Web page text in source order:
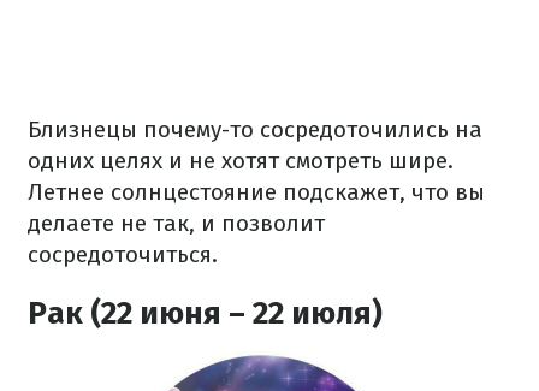
Близнецы почему-то сосредоточились на
одних целях и не хотят смотреть шире.
Летнее солнцестояние подскажет, что вы
делаете не так, и позволит
сосредоточиться.
Рак (22 июня – 22 июля)